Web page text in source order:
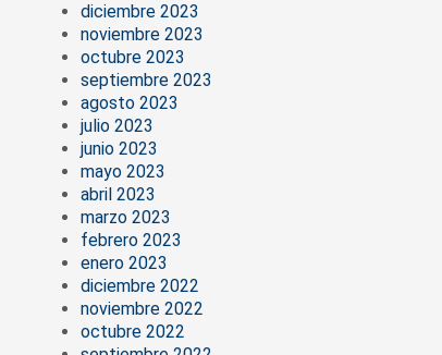
diciembre 2023
noviembre 2023
octubre 2023
septiembre 2023
agosto 2023
julio 2023
junio 2023
mayo 2023
abril 2023
marzo 2023
febrero 2023
enero 2023
diciembre 2022
noviembre 2022
octubre 2022